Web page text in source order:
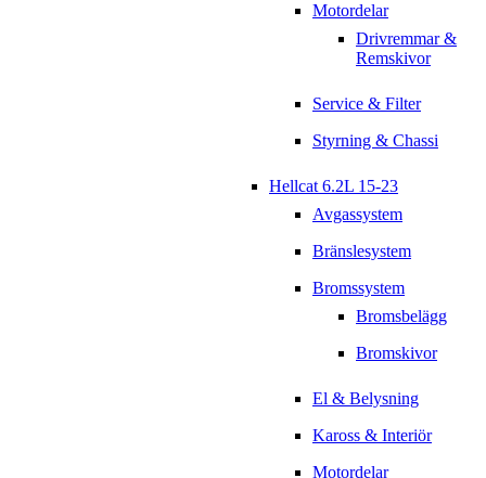
Motordelar
Drivremmar &
Remskivor
Service & Filter
Styrning & Chassi
Hellcat 6.2L 15-23
Avgassystem
Bränslesystem
Bromssystem
Bromsbelägg
Bromskivor
El & Belysning
Kaross & Interiör
Motordelar